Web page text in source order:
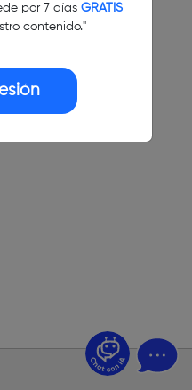
por 7 días GRATIS
contenido."